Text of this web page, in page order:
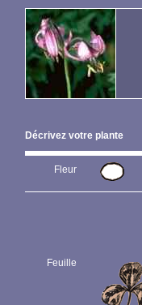
Décrivez votre plante
Fleur
Feuille